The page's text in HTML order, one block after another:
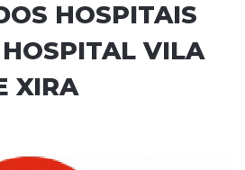
HOSPITAIS
VILA
XIRA